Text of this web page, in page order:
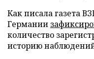
Как писала газета
Германии
количество
историю